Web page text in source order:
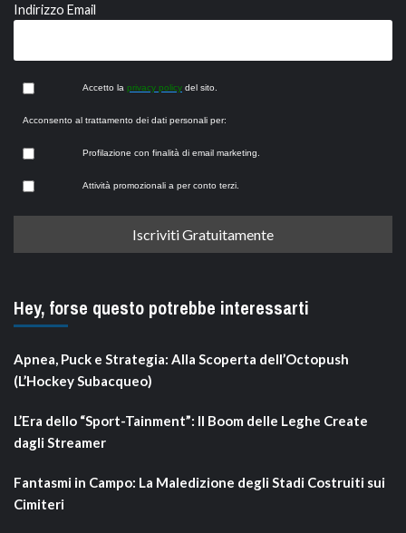
Indirizzo Email
Accetto la privacy policy del sito.
Acconsento al trattamento dei dati personali per:
Profilazione con finalità di email marketing.
Attività promozionali a per conto terzi.
Hey, forse questo potrebbe interessarti
Apnea, Puck e Strategia: Alla Scoperta dell’Octopush
(L’Hockey Subacqueo)
L’Era dello “Sport-Tainment”: Il Boom delle Leghe Create
dagli Streamer
Fantasmi in Campo: La Maledizione degli Stadi Costruiti sui
Cimiteri